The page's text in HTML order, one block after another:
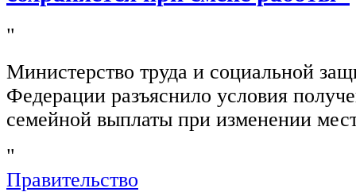
"
Министерство труда и социальной
Федерации разъяснило условия
семейной выплаты при изменении
"
Правительство